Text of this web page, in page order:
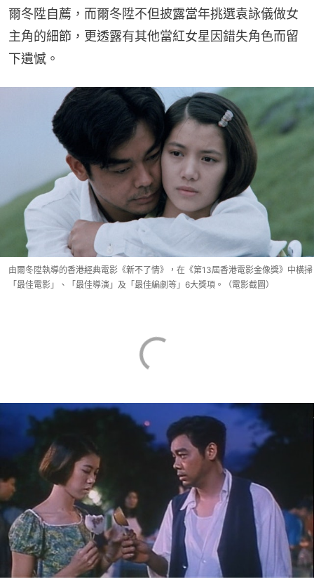
爾冬陞自薦，而爾冬陞不但披露當年挑選袁詠儀做女
主角的細節，更透露有其他當紅女星因錯失角色而留
下遺憾。
由爾冬陞執導的香港經典電影《新不了情》，在《第13屆香港電影金像獎》中橫掃
「最佳電影」、「最佳導演」及「最佳編劇等」6大獎項。（電影截圖）